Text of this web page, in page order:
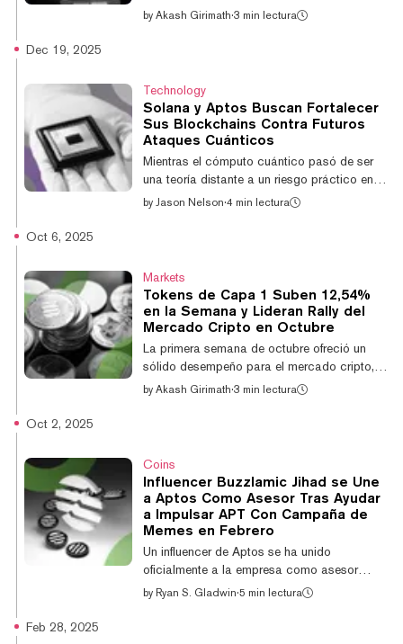
luego de que el presidente de Estados
de posiciones cortas. El token TAO de
Bittensor se disparó un 10,2%, mientras que
Artificial Superintelligence Alliance (FET) y
Render (RENDER) ganaron un 6,2% y un
4,8%, respectivamente, en 24 horas. Aptos
by Akash Girimath·3 min lectura
Dec 19, 2025
Technology
Solana y Aptos Buscan Fortalecer
Sus Blockchains Contra Futuros
Ataques Cuánticos
Mientras el cómputo cuántico pasó de ser
una teoría distante a un riesgo práctico en
2025, los desarrolladores de Solana dicen
El martes, la Fundación Solana dijo que
había trabajado con la firma de seguridad
post-cuántica Project Eleven para evaluar si
los sistemas criptográficos de Solana
podrían resistir futuras computadoras cuánt...
by Jason Nelson·4 min lectura
Oct 6, 2025
Markets
Tokens de Capa 1 Suben 12,54%
en la Semana y Lideran Rally del
Mercado Cripto en Octubre
La primera semana de octubre ofreció un
sólido desempeño para el mercado cripto,
con Bitcoin estableciendo máximos
12,54% desde el 29 de septiembre hasta el
5 de octubre, según datos de Velo. El sector
de Capa 2 fue el competidor más cercano,
subiendo un 11,32% durante el mismo
período, mientras que otros nichos, como las
meme...
by Akash Girimath·3 min lectura
Oct 2, 2025
Coins
Influencer Buzzlamic Jihad se Une
a Aptos Como Asesor Tras Ayudar
a Impulsar APT Con Campaña de
Memes en Febrero
Un influencer de Aptos se ha unido
oficialmente a la empresa como asesor
después de que su "toma comunitaria"
by Ryan S. Gladwin·5 min lectura
Feb 28, 2025